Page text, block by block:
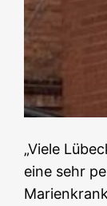
„Viele
eine sehr